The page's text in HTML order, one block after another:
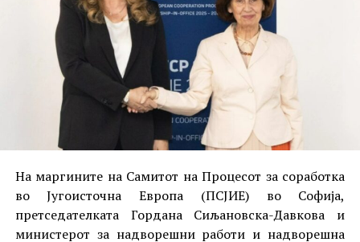
На маргините на Самитот на Процесот за соработка
во Југоисточна Европа (ПСЈИЕ) во Софија,
претседателката Гордана Сиљановска-Давкова и
министерот за надворешни работи и надворешна